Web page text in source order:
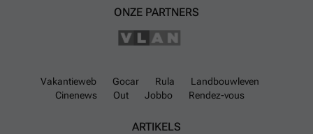
ONZE PARTNERS
Vakantieweb Gocar Rula
Landbouwleven
Cinenews
Out Jobbo Rendez-vous
ARTIKELS